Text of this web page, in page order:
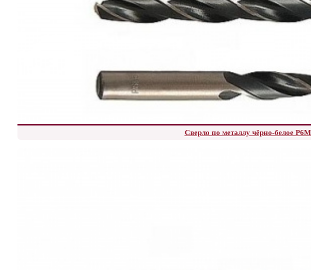
Сверло по металлу чёрно-белое